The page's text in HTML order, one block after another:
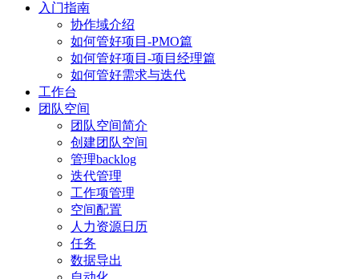
入门指南
协作域介绍
如何管好项目-PMO篇
如何管好项目-项目经理篇
如何管好需求与迭代
工作台
团队空间
团队空间简介
创建团队空间
管理backlog
迭代管理
工作项管理
空间配置
人力资源日历
任务
数据导出